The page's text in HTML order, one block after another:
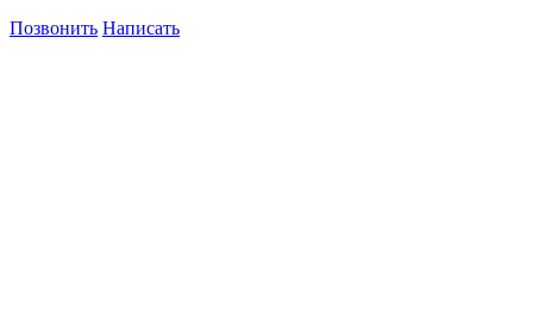
Позвонить Написать